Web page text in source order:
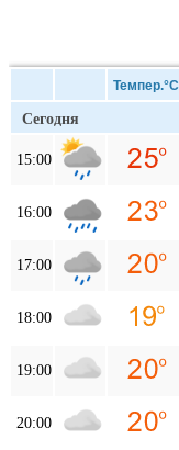
Темпер.°C
Сегодня
15:00
16:00
17:00
18:00
19:00
20:00